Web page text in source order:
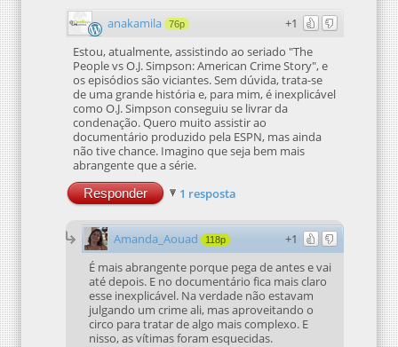
+1
anakamila 76p
Estou, atualmente, assistindo ao seriado "The
People vs O.J. Simpson: American Crime Story", e
os episódios são viciantes. Sem dúvida, trata-se
de uma grande história e, para mim, é inexplicável
como O.J. Simpson conseguiu se livrar da
condenação. Quero muito assistir ao
documentário produzido pela ESPN, mas ainda
não tive chance. Imagino que seja bem mais
abrangente que a série.
Responder 1 resposta
+1
Amanda_Aouad 118p
É mais abrangente porque pega de antes e vai
até depois. E no documentário fica mais claro
esse inexplicável. Na verdade não estavam
julgando um crime ali, mas aproveitando o
circo para tratar de algo mais complexo. E
nisso, as vítimas foram esquecidas.